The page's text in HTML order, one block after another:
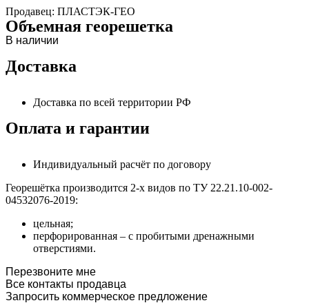
Продавец: ПЛАСТЭК-ГЕО
Объемная георешетка
В наличии
Доставка
Доставка по всей территории РФ
Оплата и гарантии
Индивидуальный расчёт по договору
Георешётка производится 2-х видов по ТУ 22.21.10-002-
04532076-2019:
цельная;
перфорированная – с пробитыми дренажными
отверстиями.
Перезвоните мне
Все контакты продавца
Запросить коммерческое предложение